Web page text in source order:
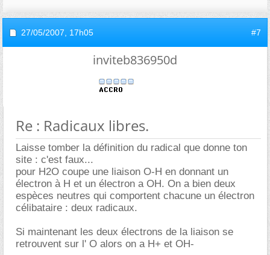
27/05/2007, 17h05 #7
inviteb836950d
Re : Radicaux libres.
Laisse tomber la définition du radical que donne ton
site : c'est faux...
pour H2O coupe une liaison O-H en donnant un
électron à H et un électron a OH. On a bien deux
espèces neutres qui comportent chacune un électron
célibataire : deux radicaux.
Si maintenant les deux électrons de la liaison se
retrouvent sur l' O alors on a H+ et OH-